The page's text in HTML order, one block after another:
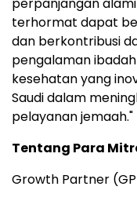
terhormat dapat
dan berkontribusi
pengalaman
kesehatan yang
Saudi dalam
pelayanan jemaah."
Tentang Para
Growth Partner